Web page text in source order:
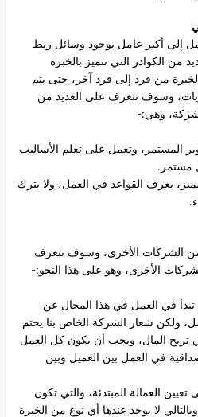
إلى أكبر عامل بوجود وسائل ربط
من الكوادر التي تتميز بالخبرة
من فرد إلى فرد آخر، حتى يتم
وسوف نتعرف على العديد من
وهي:-
المستمر، وتعمل على تعلم الأساليب
مستمر.
يعرف القواعد في العمل، ولا يترك
الشركات الأخرى، وسوف نتعرف
الأخرى، وهو على هذا النحو:-
في العمل في هذا المجال عن
ولكن شعار الشركة الخاص بنا يحتم
تربح المال، ويحب أن يكون كل العمل
في العمل بين العميل وبين
العمالة المبتدئة، والتي تكون
لا يوجد عندها أي نوع من الخبرة